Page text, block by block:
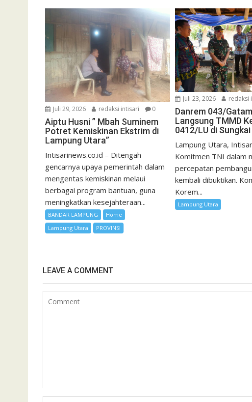
Juli 29, 2026 redaksi intisari 0
Aiptu Husni ” Mbah Suminem
Potret Kemiskinan Ekstrim di
Lampung Utara”
Intisarinews.co.id – Ditengah
gencarnya upaya pemerintah dalam
mengentas kemiskinan melaui
berbagai program bantuan, guna
meningkatkan kesejahteraan...
BANDAR LAMPUNG
Home
Lampung Utara
PROVINSI
Juli 23, 2026 redaksi
Danrem 043/
Langsung TMMD
0412/LU di
Lampung Utara,
Komitmen TNI dalam
percepatan
kembali dibuktikan.
Korem...
Lampung Utara
LEAVE A COMMENT